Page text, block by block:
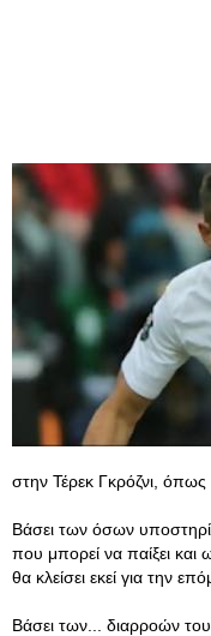
στην Τέρεκ Γκρόζνι,
Βάσει των όσων
που μπορεί να παίξει και
θα κλείσει εκεί για την
Βάσει των... διαρροών